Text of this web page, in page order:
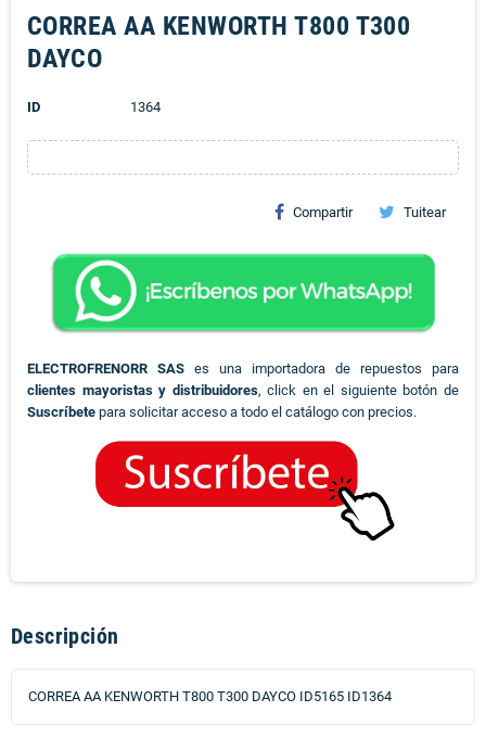
CORREA AA KENWORTH T800 T300
DAYCO
ID 1364
Compartir Tuitear
ELECTROFRENORR SAS es una importadora de repuestos para
clientes mayoristas y distribuidores, click en el siguiente botón de
Suscríbete para solicitar acceso a todo el catálogo con precios.
Descripción
CORREA AA KENWORTH T800 T300 DAYCO ID5165 ID1364